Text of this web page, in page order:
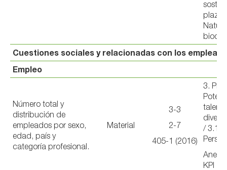
plazo
Cuestiones sociales y relacionadas con los
Empleo
Número total y
distribución de
empleados por sexo,
edad, país y
categoría profesional.
Material
3-3
2-7
405-1 (2016)
3.
/ 3.1
KPI